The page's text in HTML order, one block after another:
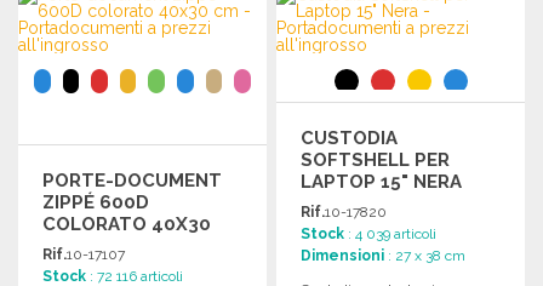
Richiedi un preventivo Richiedi un preventivo
PORTE-DOCUMENT
ZIPPÉ 600D
COLORATO 40X30
CM A PREZZI
ALL'INGROSSO
Rif.10-17107
Stock : 72 116 articoli
CUSTODIA
SOFTSHELL PER
LAPTOP 15" NERA
Rif.10-17820
Stock : 4 039 articoli
Dimensioni : 27 x 38 cm